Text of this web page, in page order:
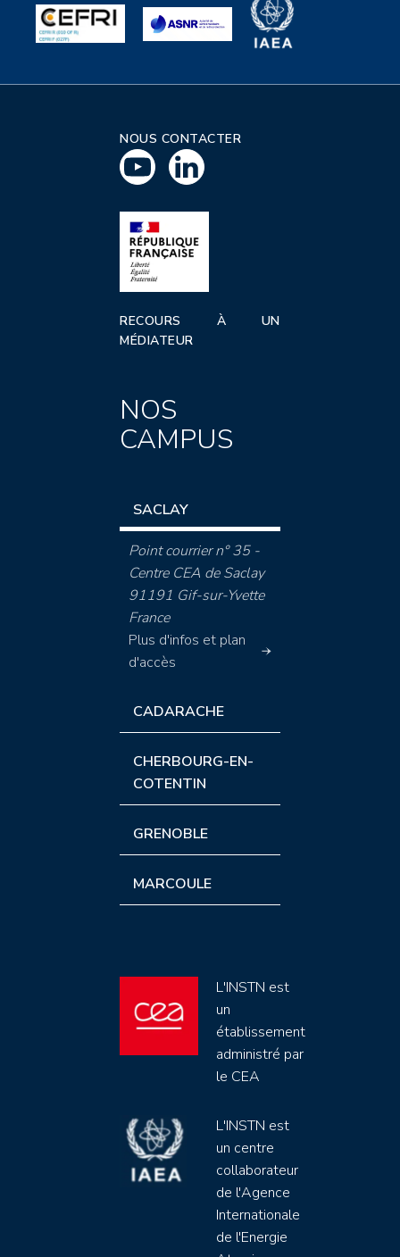
NOUS CONTACTER
RECOURS À UN
MÉDIATEUR
NOS
CAMPUS
SACLAY
Point courrier n° 35 -
Centre CEA de Saclay
91191 Gif-sur-Yvette
France
Plus d'infos et plan
d'accès
CADARACHE
CHERBOURG-EN-
COTENTIN
GRENOBLE
MARCOULE
L'INSTN est
un
établissement
administré par
le CEA
L'INSTN est
un centre
collaborateur
de l'Agence
Internationale
de l'Energie